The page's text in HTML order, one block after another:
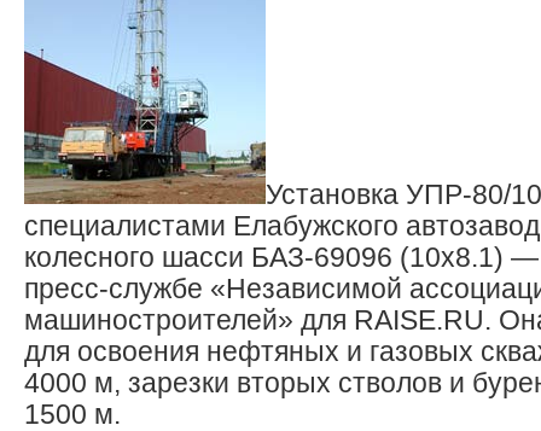
Установка УПР-80/
специалистами Елабужского
колесного шасси БАЗ-69096 (10х8.1)
пресс-службе «Независимой
машиностроителей» для RAISE.RU.
для освоения нефтяных и газовых
4000 м, зарезки вторых стволов и
1500 м.